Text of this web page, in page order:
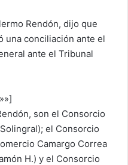
Rendón, dijo que
una conciliación ante el
ante el Tribunal
son el Consorcio
el Consorcio
Camargo Correa
H.) y el Consorcio